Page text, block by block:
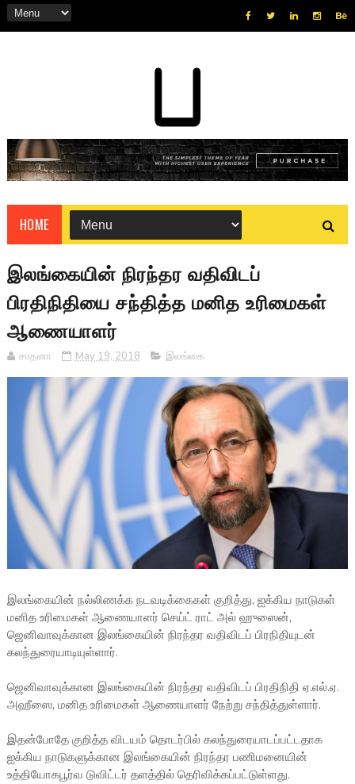
HOME
இலங்கையின் நிரந்தர வதிவிடப்
பிரதிநிதியை சந்தித்த மனித உரிமைகள்
ஆணையாளர்
சாதனா May 19, 2018 இலங்கை
இலங்கையின் நல்லிணக்க நடவடிக்கைகள் குறித்து, ஐக்கிய நாடுகள்
மனித உரிமைகள் ஆணையாளர் செய்ட் ராட் அல் ஹுஸைன்,
ஜெனிவாவுக்கான இலங்கையின் நிரந்தர வதிவிடப் பிரநிதியுடன்
கலந்துரையாடியுள்ளார்.
ஜெனிவாவுக்கான இலங்கையின் நிரந்தர வதிவிடப் பிரதிநிதி ஏ.எல்.ஏ.
அஹீஸை, மனித உரிமைகள் ஆணையாளர் நேற்று சந்தித்துள்ளார்.
இதன்போதே குறித்த விடயம் தொடர்பில் கலந்துரையாடப்பட்டதாக
ஐக்கிய நாடுகளுக்கான இலங்கையின் நிரந்தர பணிமனையின்
உத்தியோகபூர்வ டுவிட்டர் தளத்தில் தெரிவிக்கப்பட்டுள்ளது.